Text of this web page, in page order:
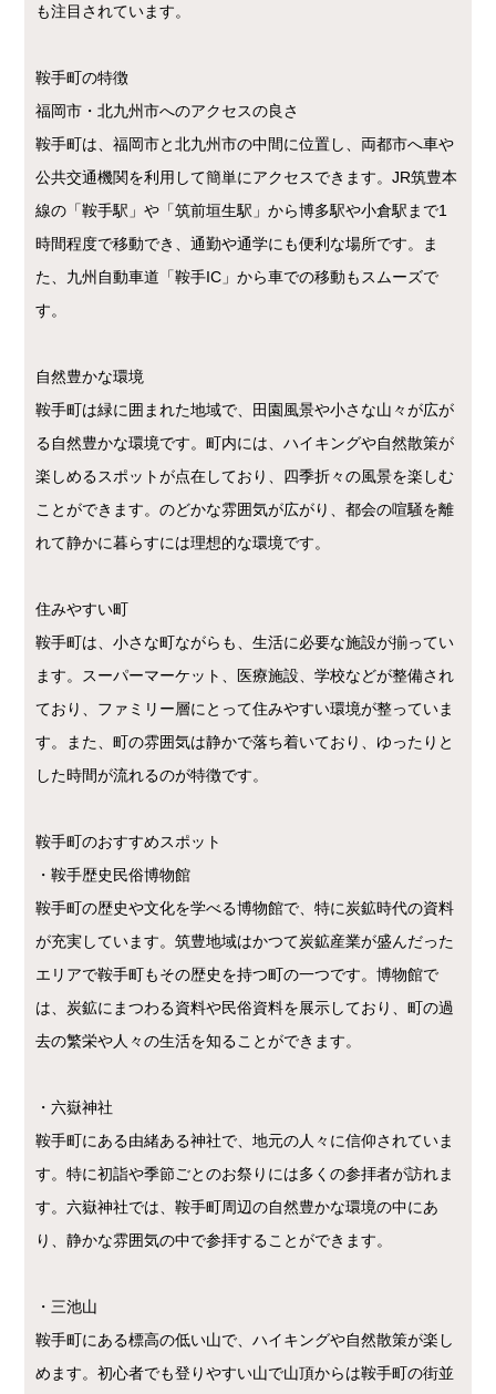
も注目されています。
鞍手町の特徴
福岡市・北九州市へのアクセスの良さ
鞍手町は、福岡市と北九州市の中間に位置し、両都市へ車や
公共交通機関を利用して簡単にアクセスできます。JR筑豊本
線の「鞍手駅」や「筑前垣生駅」から博多駅や小倉駅まで1
時間程度で移動でき、通勤や通学にも便利な場所です。ま
た、九州自動車道「鞍手IC」から車での移動もスムーズで
す。
自然豊かな環境
鞍手町は緑に囲まれた地域で、田園風景や小さな山々が広が
る自然豊かな環境です。町内には、ハイキングや自然散策が
楽しめるスポットが点在しており、四季折々の風景を楽しむ
ことができます。のどかな雰囲気が広がり、都会の喧騒を離
れて静かに暮らすには理想的な環境です。
住みやすい町
鞍手町は、小さな町ながらも、生活に必要な施設が揃ってい
ます。スーパーマーケット、医療施設、学校などが整備され
ており、ファミリー層にとって住みやすい環境が整っていま
す。また、町の雰囲気は静かで落ち着いており、ゆったりと
した時間が流れるのが特徴です。
鞍手町のおすすめスポット
・鞍手歴史民俗博物館
鞍手町の歴史や文化を学べる博物館で、特に炭鉱時代の資料
が充実しています。筑豊地域はかつて炭鉱産業が盛んだった
エリアで鞍手町もその歴史を持つ町の一つです。博物館で
は、炭鉱にまつわる資料や民俗資料を展示しており、町の過
去の繁栄や人々の生活を知ることができます。
・六嶽神社
鞍手町にある由緒ある神社で、地元の人々に信仰されていま
す。特に初詣や季節ごとのお祭りには多くの参拝者が訪れま
す。六嶽神社では、鞍手町周辺の自然豊かな環境の中にあ
り、静かな雰囲気の中で参拝することができます。
・三池山
鞍手町にある標高の低い山で、ハイキングや自然散策が楽し
めます。初心者でも登りやすい山で山頂からは鞍手町の街並